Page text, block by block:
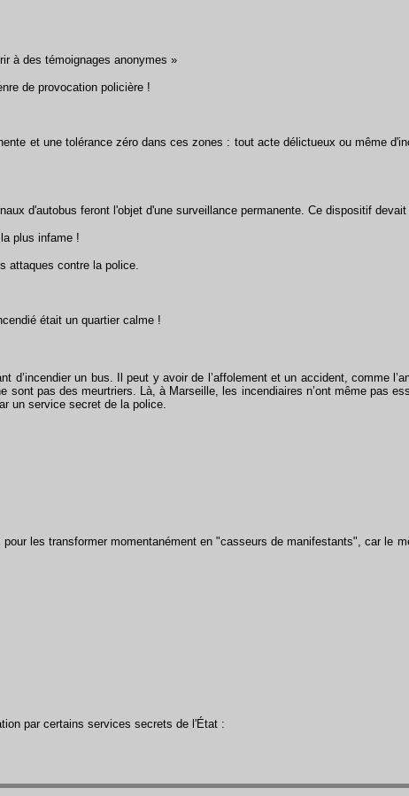
à des témoignages anonymes »
de provocation policière !
et une tolérance zéro dans ces zones : tout acte délictueux ou même
d'autobus feront l'objet d'une surveillance permanente. Ce dispositif
plus infame !
attaques contre la police.
était un quartier calme !
un bus. Il peut y avoir de l’affolement et un accident, comme
pas des meurtriers. Là, à Marseille, les incendiaires n’ont même pas
un service secret de la police.
les transformer momentanément en "casseurs de manifestants", car le
par certains services secrets de l'État :